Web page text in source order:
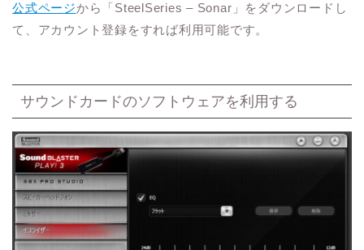
公式ページから「SteelSeries – Sonar」をダウンロードし
て、アカウント登録をすれば利用可能です。
サウンドカードのソフトウェアを利用する